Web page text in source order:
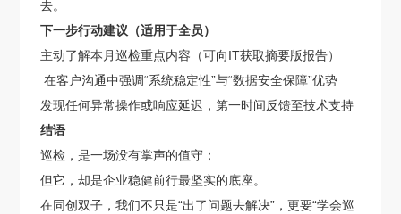
去。
下一步行动建议（适用于全员）
主动了解本月巡检重点内容（可向IT获取摘要版报告）
在客户沟通中强调“系统稳定性”与“数据安全保障”优势
发现任何异常操作或响应延迟，第一时间反馈至技术支持
结语
巡检，是一场没有掌声的值守；
但它，却是企业稳健前行最坚实的底座。
在同创双子，我们不只是“出了问题去解决”，更要“学会巡